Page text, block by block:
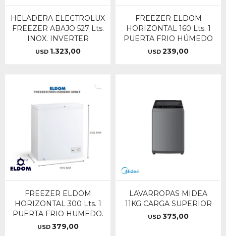
HELADERA ELECTROLUX
FREEZER ABAJO 527 Lts.
INOX. INVERTER
USD 1.323,00
FREEZER ELDOM
HORIZONTAL 160 Lts. 1
PUERTA FRIO HÚMEDO
USD 239,00
FREEZER ELDOM
HORIZONTAL 300 Lts. 1
PUERTA FRIO HUMEDO.
USD 379,00
LAVARROPAS MIDEA
11KG CARGA SUPERIOR
USD 375,00